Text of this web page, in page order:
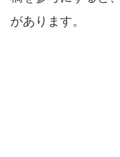
があります。